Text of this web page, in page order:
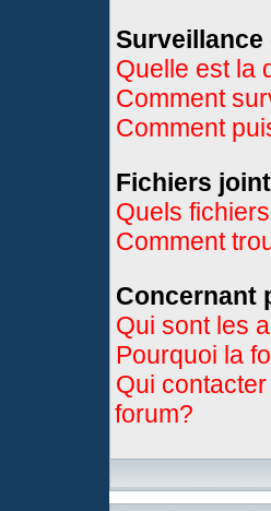
Quelle est la
Comment
Comment
Fichiers
Quels
Comment
Concernant
Qui sont les
Pourquoi la
Qui
forum?